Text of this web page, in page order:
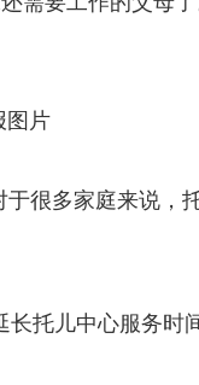
图片
很多家庭来说，
托儿中心服务